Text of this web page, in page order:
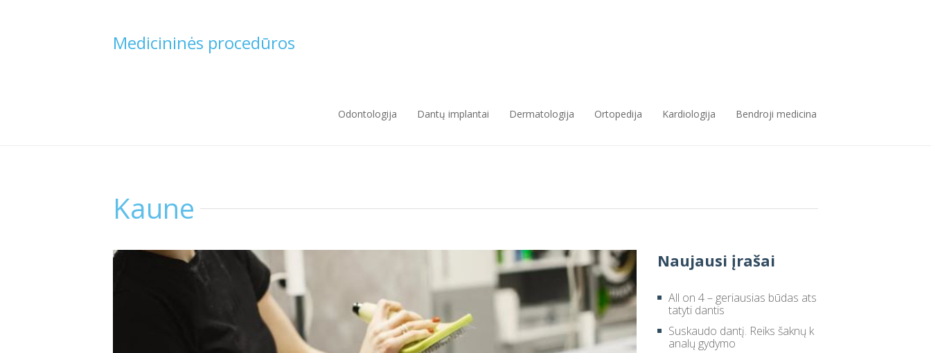
Medicininės procedūros
Odontologija Dantų implantai Dermatologija Ortopedija Kardiologija Bendroji medicina
Kaune
Naujausi įrašai
All on 4 – geriausias būdas ats
tatyti dantis
Suskaudo dantį. Reiks šaknų k
analų gydymo